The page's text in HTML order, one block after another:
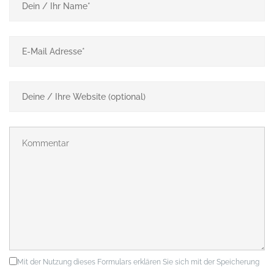
Mit der Nutzung dieses Formulars erklären Sie sich mit der Speicherung